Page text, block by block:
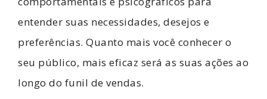
entender suas necessidades, desejos e
preferências. Quanto mais você conhecer o
seu público, mais eficaz será as suas ações ao
longo do funil de vendas.